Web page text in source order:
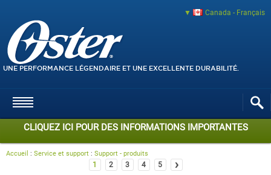
Canada - Français
UNE PERFORMANCE LÉGENDAIRE ET UNE EXCELLENTE DURABILITÉ.
CLIQUEZ ICI POUR DES INFORMATIONS IMPORTANTES
Accueil : Service et support : Support - produits
1 2 3 4 5 ›